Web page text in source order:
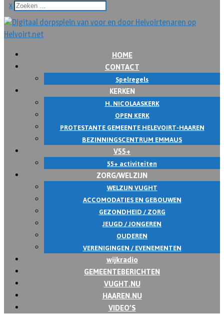
x
HOME
CONTACT
Spelregels
KERKEN
H. NICOLAASKERK
OPEN KERK
PROTESTANTE GEMEENTE HELEVOIRT-HAAREN
BEZINNINGSCENTRUM EMMAUS
V55+
55+ activiteiten
ZORG/WELZIJN
WELZIJN VUGHT
ACCOMODATIES EN GEBOUWEN
GEZONDHEID / ZORG
JEUGD / JONGEREN
OUDEREN
VERENIGINGEN / EVENEMENTEN
wijkradio
GEMEENTEBERICHTEN
VUGHT.NU
HAAREN.NU
VIDEO’S